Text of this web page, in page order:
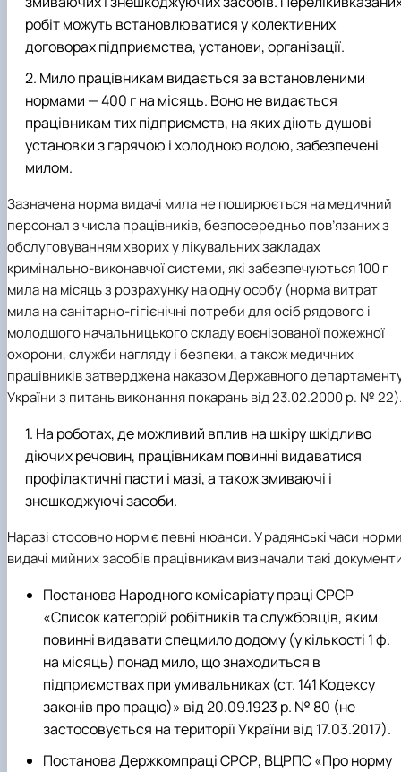
робіт можуть встановлюватися у колективних
договорах підприємства, установи, організації.
Мило працівникам видається за встановленими
нормами — 400 г на місяць. Воно не видається
працівникам тих підприємств, на яких діють душові
установки з гарячою і холодною водою, забезпечені
милом.
Зазначена норма видачі мила не поширюється на медичний
персонал з числа працівників, безпосередньо пов’язаних з
обслуговуванням хворих у лікувальних закладах
кримінально-виконавчої системи, які забезпечуються 100 г
мила на місяць з розрахунку на одну особу (норма витрат
мила на санітарно-гігієнічні потреби для осіб рядового і
молодшого начальницького складу воєнізованої пожежної
охорони, служби нагляду і безпеки, а також медичних
працівників затверджена наказом Державного
України з питань виконання покарань від 23.02.2000 p. №
На роботах, де можливий вплив на шкіру шкідливо
діючих речовин, працівникам повинні видаватися
профілактичні пасти і мазі, а також змиваючі і
знешкоджуючі засоби.
Наразі стосовно норм є певні нюанси. У радянські часи
видачі мийних засобів працівникам визначали такі
Постанова Народного комісаріату праці СРСР
«Список категорій робітників та службовців, яким
повинні видавати спецмило додому (у кількості 1 ф.
на місяць) понад мило, що знаходиться в
підприємствах при умивальниках (ст. 141 Кодексу
законів про працю)» від 20.09.1923 р. № 80 (не
застосовується на території України від 17.03.2017).
Постанова Держкомпраці СРСР, ВЦРПС «Про норму